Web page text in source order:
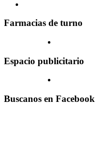
Farmacias de turno
Espacio publicitario
Buscanos en Facebook